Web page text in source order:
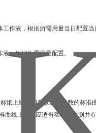
作液，根据所需用量当日配置当
，根据所需用量配置。
纸上绘出四参数逻辑函数的标准
曲线上限，应适当稀释后重测并